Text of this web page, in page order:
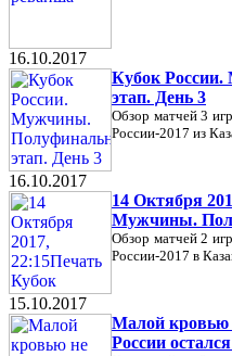
16.10.2017
Кубок
этап. День 3
Обзор матчей 3
России-2017 из
16.10.2017
14 Октября
Мужчины.
Обзор матчей 2
России-2017 в
15.10.2017
Малой кровью
России